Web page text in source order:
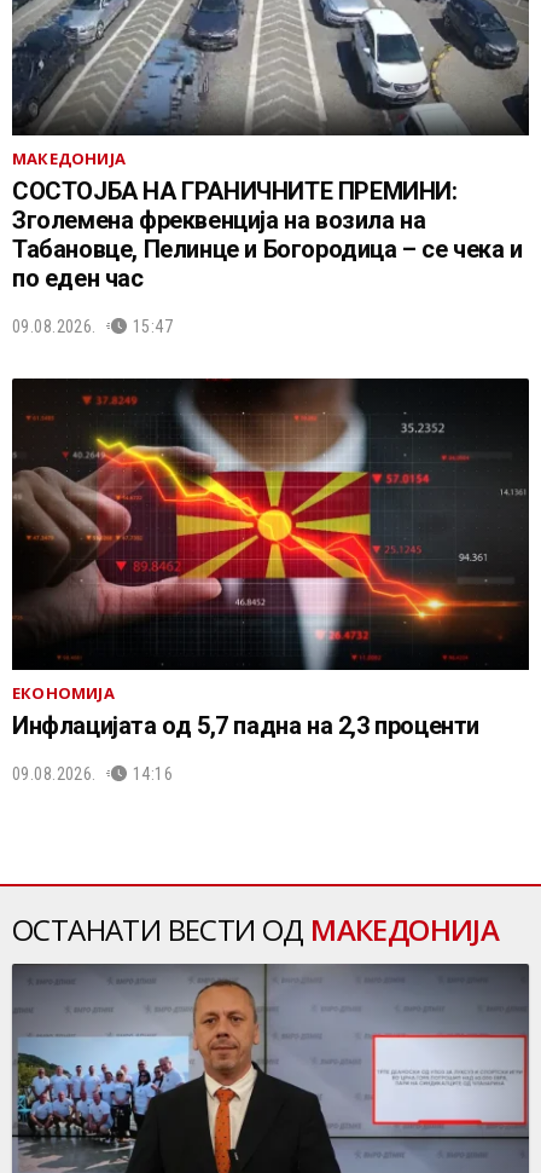
МАКЕДОНИЈА
СОСТОЈБА НА ГРАНИЧНИТЕ ПРЕМИНИ:
Зголемена фреквенција на возила на
Табановце, Пелинце и Богородица – се чека и
по еден час
09.08.2026. 15:47
ЕКОНОМИЈА
Инфлацијата од 5,7 падна на 2,3 проценти
09.08.2026. 14:16
ОСТАНАТИ ВЕСТИ ОД МАКЕДОНИЈА